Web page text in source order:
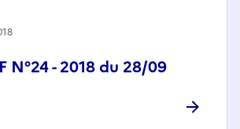
N°24 - 2018 du 28/09